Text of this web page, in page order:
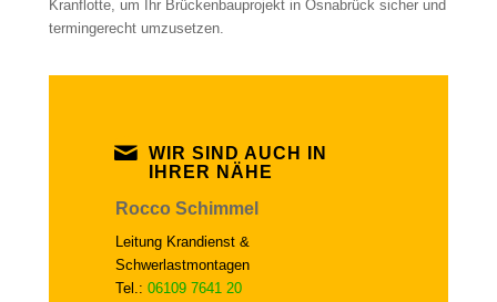
Kranflotte, um Ihr Brückenbauprojekt in Osnabrück sicher und
termingerecht umzusetzen.
WIR SIND AUCH IN
IHRER NÄHE
Rocco Schimmel
Leitung Krandienst &
Schwerlastmontagen
Tel.: 06109 7641 20